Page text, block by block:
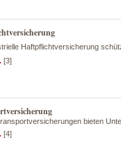
Haftpflichtversicherung
[3]
bieten
[4]